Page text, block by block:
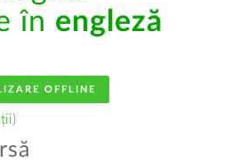
în engleză
OFFLINE
)